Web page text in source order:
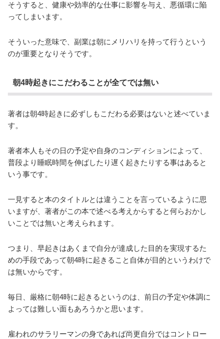
そうすると、健康や効率的な仕事に影響を与え、悪循環に陥
ってしまいます。
そういった意味で、副業は朝にメリハリを持って行うという
のが重要となりそうです。
朝4時起きにこだわることが全てでは無い
著者は朝4時起きに必ずしもこだわる必要はないと述べていま
す。
著者本人もその日の予定や自身のコンディションによって、
普段より睡眠時間を伸ばしたり遅く起きたりする事はあると
いう事です。
一見すると本のタイトルとは違うことを言っているように思
いますが、著者がこの本で述べる考えからすると何らおかし
いことでは無いと考えられます。
つまり、早起きはあくまで自分が達成した目的を実現するた
めの手段であって朝4時に起きること自体が目的というわけで
は無いからです。
毎日、厳格に朝4時に起きるというのは、前日の予定や体調に
よっては難しい面もあろうかと思います。
雇われのサラリーマンの身であれば尚更自分ではコントロー